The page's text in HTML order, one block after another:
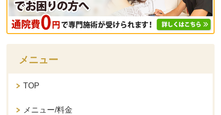
メニュー
TOP
メニュー/料金